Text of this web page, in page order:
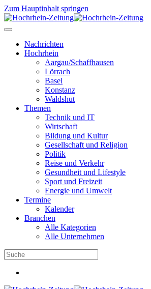
Zum Hauptinhalt springen
Nachrichten
Hochrhein
Aargau/Schaffhausen
Lörrach
Basel
Konstanz
Waldshut
Themen
Technik und IT
Wirtschaft
Bildung und Kultur
Gesellschaft und Religion
Politik
Reise und Verkehr
Gesundheit und Lifestyle
Sport und Freizeit
Energie und Umwelt
Termine
Kalender
Branchen
Alle Kategorien
Alle Unternehmen